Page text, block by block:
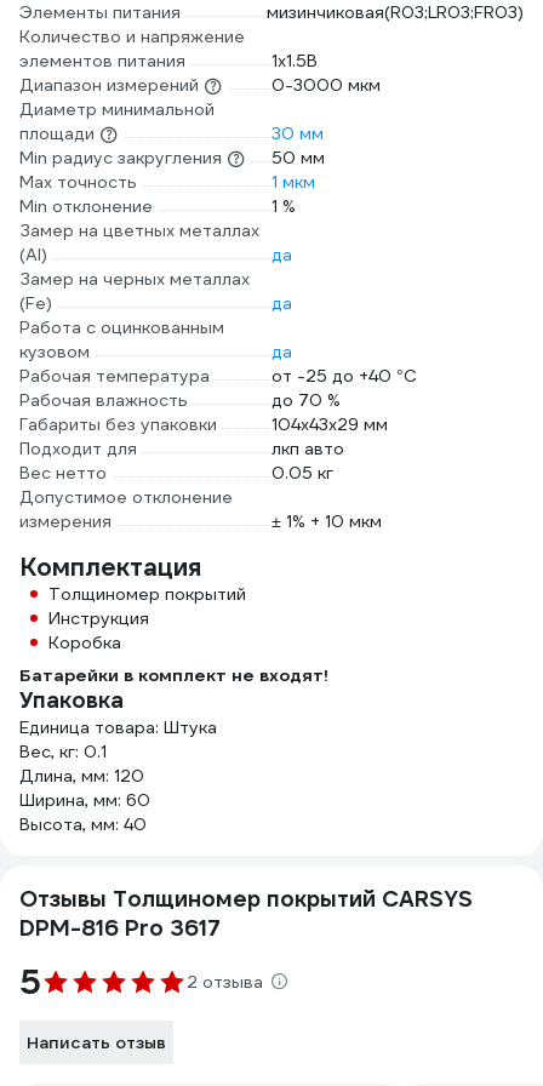
Элементы питания
мизинчиковая(R03;LR03;FR03)
Количество и напряжение
элементов питания
1х1.5B
Диапазон измерений
0-3000 мкм
Диаметр минимальной
площади
30 мм
Min радиус закругления
50 мм
Max точность
1 мкм
Min отклонение
1 %
Замер на цветных металлах
(Al)
да
Замер на черных металлах
(Fe)
да
Работа с оцинкованным
кузовом
да
Рабочая температура
от -25 до +40 °С
Рабочая влажность
до 70 %
Габариты без упаковки
104х43х29 мм
Подходит для
лкп авто
Вес нетто
0.05 кг
Допустимое отклонение
измерения
± 1% + 10 мкм
Комплектация
Толщиномер покрытий
Инструкция
Коробка
Батарейки в комплект не входят!
Упаковка
Единица товара: Штука
Вес, кг: 0.1
Длина, мм: 120
Ширина, мм: 60
Высота, мм: 40
Отзывы Толщиномер покрытий CARSYS
DPM-816 Pro 3617
5 2 отзыва
Написать отзыв